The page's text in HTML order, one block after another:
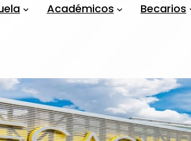
Académicos Becarios